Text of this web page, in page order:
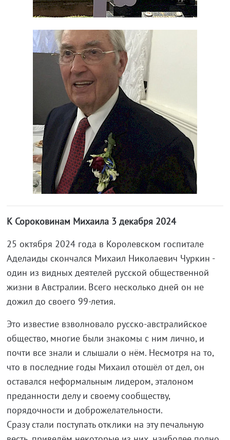
К Сороковинам Михаила 3 декабря 2024
25 октября 2024 года в Королевском госпитале
Аделаиды скончался Михаил Николаевич Чуркин -
один из видных деятелей русской общественной
жизни в Австралии. Всего несколько дней он не
дожил до своего 99-летия.
Это известие взволновало русско-австралийское
общество, многие были знакомы с ним лично, и
почти все знали и слышали о нём. Несмотря на то,
что в последние годы Михаил отошёл от дел, он
оставался неформальным лидером, эталоном
преданности делу и своему сообществу,
порядочности и доброжелательности.
Сразу стали поступать отклики на эту печальную